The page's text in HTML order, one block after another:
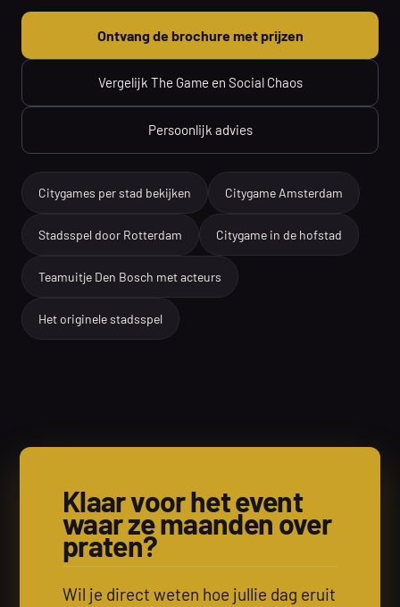
Ontvang de brochure met prijzen
Vergelijk The Game en Social Chaos
Persoonlijk advies
Citygames per stad bekijken Citygame Amsterdam
Stadsspel door Rotterdam Citygame in de hofstad
Teamuitje Den Bosch met acteurs
Het originele stadsspel
Klaar voor het event
waar ze maanden over
praten?
Wil je direct weten hoe jullie dag eruit